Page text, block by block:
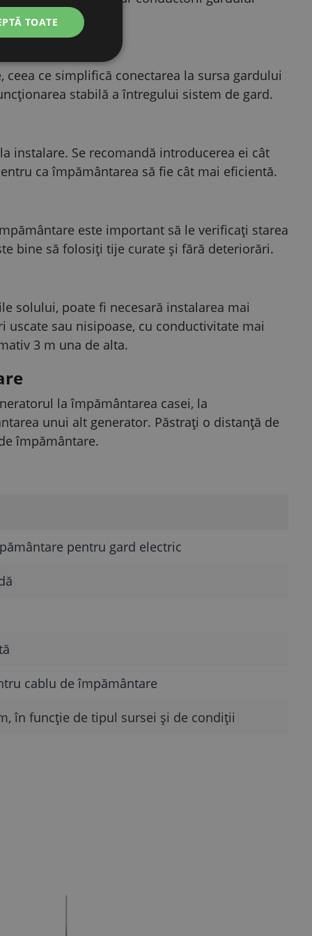
ce simplifică conectarea la sursa gardului
stabilă a întregului sistem de gard.
instalare. Se recomandă introducerea ei cât
ca împământarea să fie cât mai eficientă.
este important să le verificați starea
bine să folosiți tije curate și fără deteriorări.
solului, poate fi necesară instalarea mai
sau nisipoase, cu conductivitate mai
3 m una de alta.
la împământarea casei, la
unui alt generator. Păstrați o distanță de
împământare.
pentru gard electric
cablu de împământare
în funcție de tipul sursei și de condiții
TOATE